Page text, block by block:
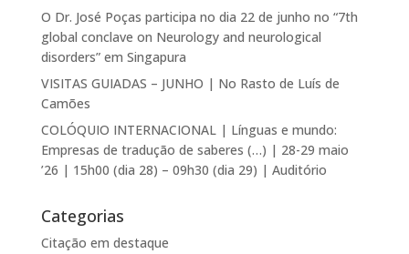
O Dr. José Poças participa no dia 22 de junho no “7th
global conclave on Neurology and neurological
disorders” em Singapura
VISITAS GUIADAS – JUNHO | No Rasto de Luís de
Camões
COLÓQUIO INTERNACIONAL | Línguas e mundo:
Empresas de tradução de saberes (…) | 28-29 maio
’26 | 15h00 (dia 28) – 09h30 (dia 29) | Auditório
Categorias
Citação em destaque